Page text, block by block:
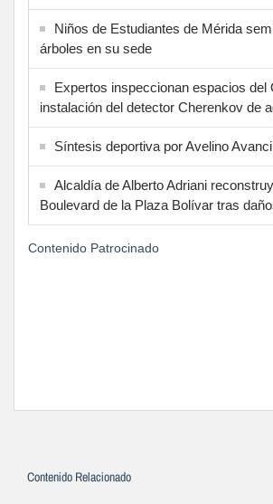
Niños de Estudiantes de Mérida
árboles en su sede
Expertos inspeccionan espacios del
instalación del detector Cherenkov de
Síntesis deportiva por Avelino
Alcaldía de Alberto Adriani
Boulevard de la Plaza Bolívar tras
Contenido Patrocinado
Contenido Relacionado